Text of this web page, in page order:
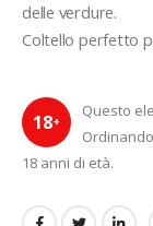
delle verdure.
Coltello perfetto
18+
Questo
18 anni di età.